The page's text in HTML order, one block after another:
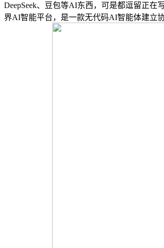
DeepSeek、豆包等AI东西，可是都逗留正
界AI智能平台，是一款无代码AI智能体建立